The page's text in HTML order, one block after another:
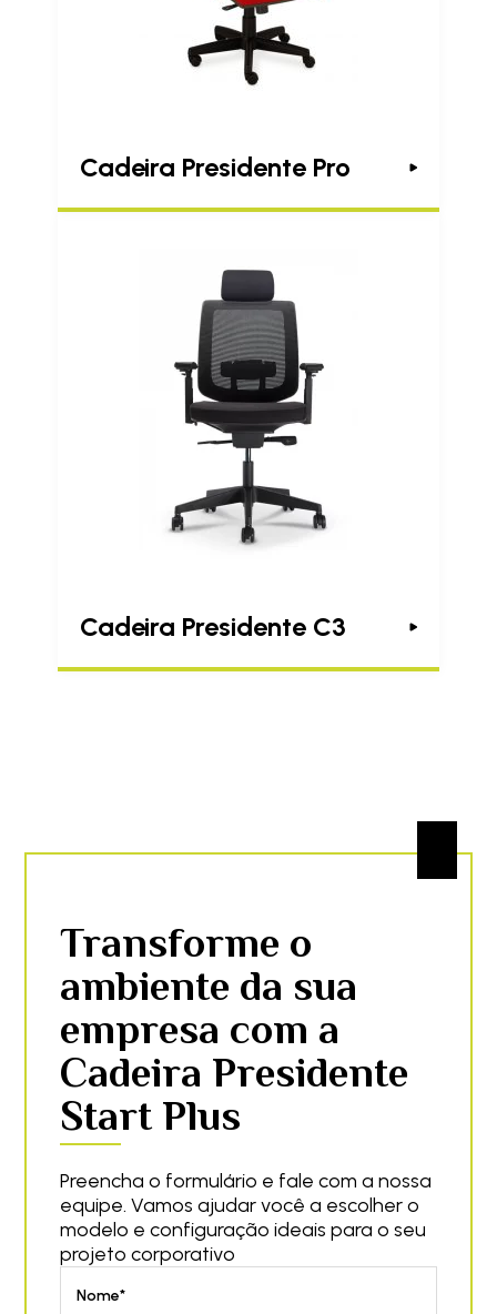
Cadeira Presidente Pro
Cadeira Presidente C3
Transforme o
ambiente da sua
empresa com a
Cadeira Presidente
Start Plus
Preencha o formulário e fale com a nossa
equipe. Vamos ajudar você a escolher o
modelo e configuração ideais para o seu
projeto corporativo
Nome*